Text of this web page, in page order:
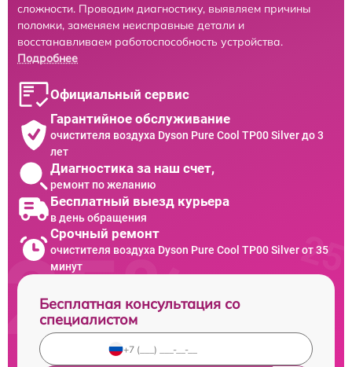
сложности. Проводим диагностику, выявляем причины
поломки, заменяем неисправные детали и
восстанавливаем работоспособность устройства.
Подробнее
Официальный сервис
Гарантийное обслуживание
очистителя воздуха Dyson Pure Cool TP00 Silver до 3
лет
Диагностика за наш счет,
ремонт по желанию
Бесплатный выезд курьера
в день обращения
Срочный ремонт
очистителя воздуха Dyson Pure Cool TP00 Silver от 35
минут
Бесплатная консультация со
специалистом